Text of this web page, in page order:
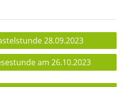
28.09.2023
am 26.10.2023